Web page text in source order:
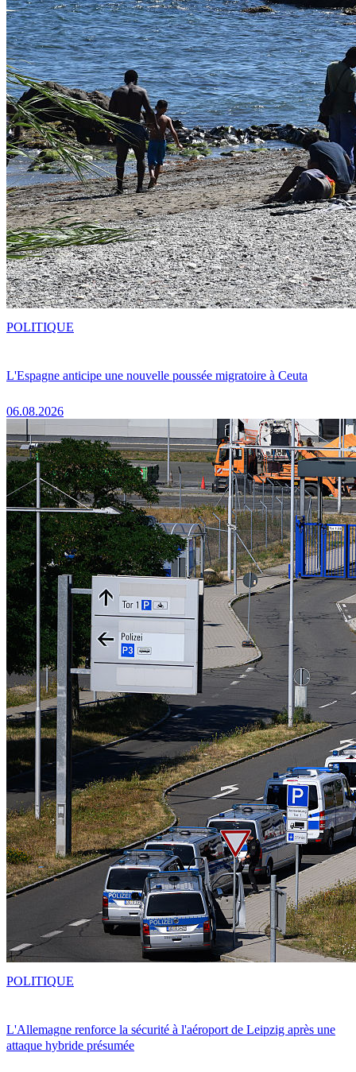
L'Espagne anticipe une nouvelle poussée migratoire à Ceuta
06.08.2026
POLITIQUE
L'Allemagne renforce la sécurité à l'aéroport de Leipzig après une
attaque hybride présumée
POLITIQUE